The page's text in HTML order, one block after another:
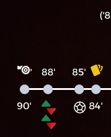
'84
'85
'88
'90